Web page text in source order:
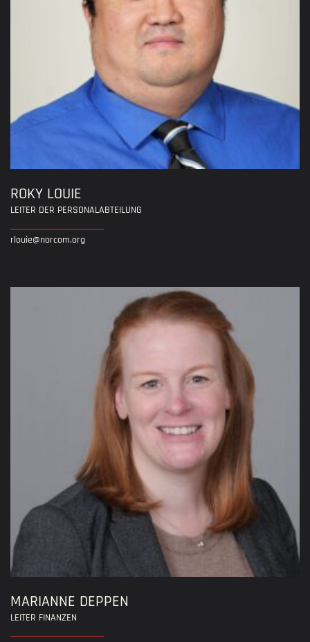
ROKY LOUIE
LEITER DER PERSONALABTEILUNG
rlouie@norcom.org
MARIANNE DEPPEN
LEITER FINANZEN